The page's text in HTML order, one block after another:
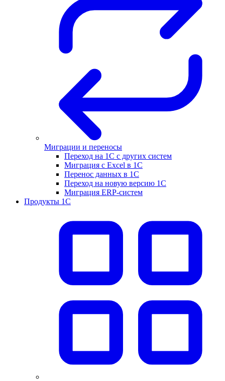
Миграции и переносы
Переход на 1С с других систем
Миграция с Excel в 1С
Перенос данных в 1С
Переход на новую версию 1С
Миграция ERP-систем
Продукты 1С